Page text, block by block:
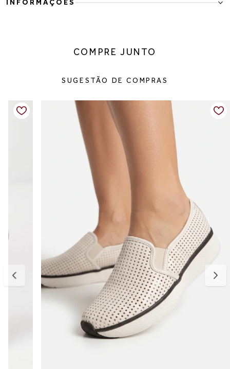
INFORMAÇÕES
versátil. Com design minimalista e acabamento sofisticado, o
acessório em formato de coração nos cadarços, trazendo um
looks casuais do dia a dia até composições mais arrumadas. O
solado reto proporciona conforto e estabilidade, enquanto o
acabamento macio garante praticidade para acompanhar a rotina
Um modelo atemporal e fácil de combinar, ideal para usar com jeans,
vestidos, alfaiataria ou conjuntos mais despojados.
Material externo: Couro vegano
Cor: Off white com detalhes dourados
Detalhes: Aplicações metalizadas e acessório de coração no
Modelo: Tênis casual feminino
Fechamento: Cadarço
Solado: Emborrachado antiderrapante
Bico: Arredondado
Palmilha: Macia e confortável
Estilo: Casual sofisticado
COMPRE JUNTO
SUGESTÃO DE COMPRAS